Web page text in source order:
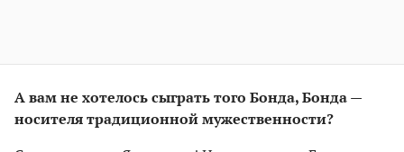
А вам не хотелось сыграть того Бонда, Бонда —
носителя традиционной мужественности?